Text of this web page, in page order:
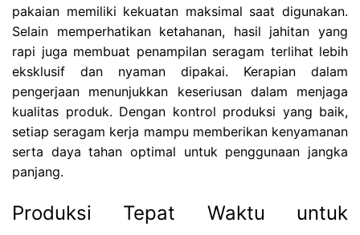
pakaian memiliki kekuatan maksimal saat digunakan.
Selain memperhatikan ketahanan, hasil jahitan yang
rapi juga membuat penampilan seragam terlihat lebih
eksklusif dan nyaman dipakai. Kerapian dalam
pengerjaan menunjukkan keseriusan dalam menjaga
kualitas produk. Dengan kontrol produksi yang baik,
setiap seragam kerja mampu memberikan kenyamanan
serta daya tahan optimal untuk penggunaan jangka
panjang.
Produksi Tepat Waktu untuk